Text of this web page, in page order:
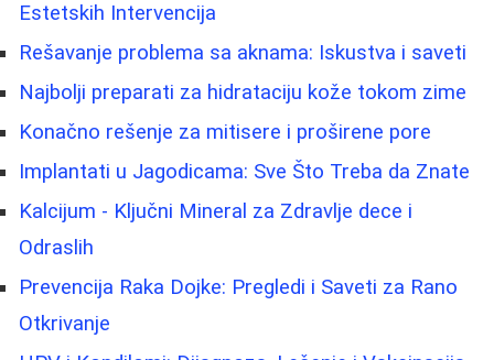
Estetskih Intervencija
Rešavanje problema sa aknama: Iskustva i saveti
Najbolji preparati za hidrataciju kože tokom zime
Konačno rešenje za mitisere i proširene pore
Implantati u Jagodicama: Sve Što Treba da Znate
Kalcijum - Ključni Mineral za Zdravlje dece i
Odraslih
Prevencija Raka Dojke: Pregledi i Saveti za Rano
Otkrivanje